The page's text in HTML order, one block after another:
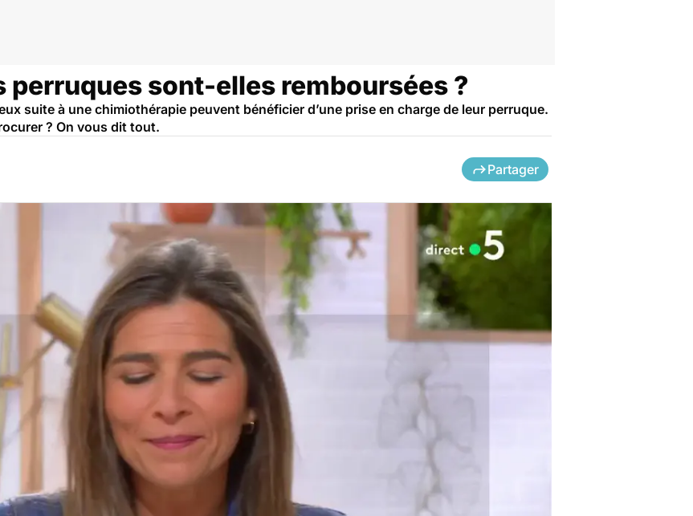
perruques sont-elles remboursées ?
suite à une chimiothérapie peuvent bénéficier d’une prise en charge de leur perruque.
? On vous dit tout.
Partager